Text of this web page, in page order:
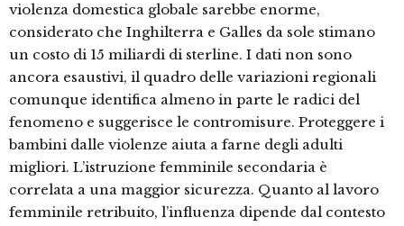
violenza domestica globale sarebbe enorme,
considerato che Inghilterra e Galles da sole stimano
un costo di 15 miliardi di sterline. I dati non sono
ancora esaustivi, il quadro delle variazioni regionali
comunque identifica almeno in parte le radici del
fenomeno e suggerisce le contromisure. Proteggere i
bambini dalle violenze aiuta a farne degli adulti
migliori. L’istruzione femminile secondaria è
correlata a una maggior sicurezza. Quanto al lavoro
femminile retribuito, l’influenza dipende dal contesto